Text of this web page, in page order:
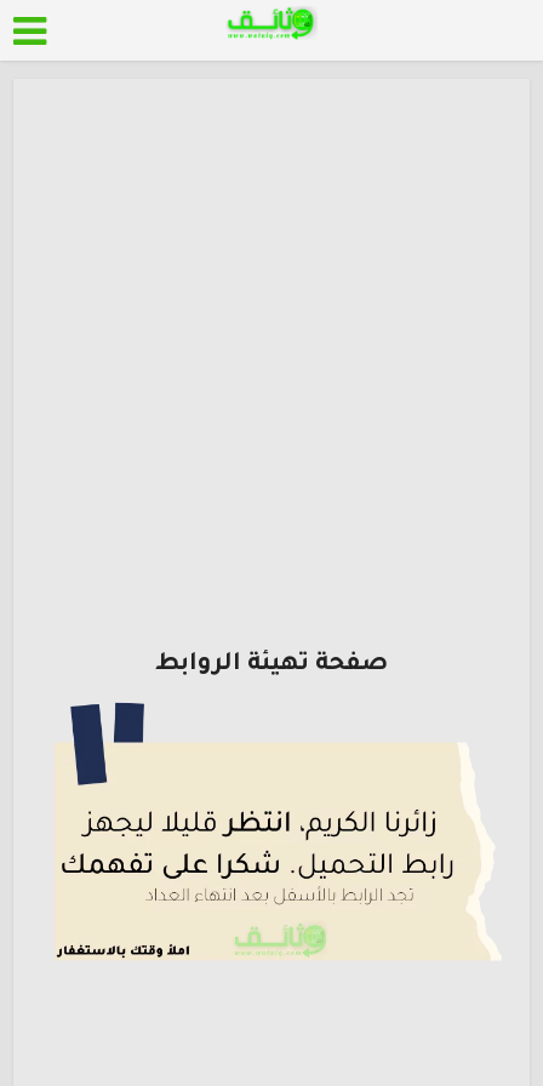
صفحة تهيئة الروابط